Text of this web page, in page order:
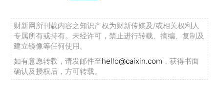
财新网所刊载内容之知识产权为财新传媒及/或相关权利人
专属所有或持有。未经许可，禁止进行转载、摘编、复制及
建立镜像等任何使用。
如有意愿转载，请发邮件至hello@caixin.com ，获得书面
确认及授权后，方可转载。